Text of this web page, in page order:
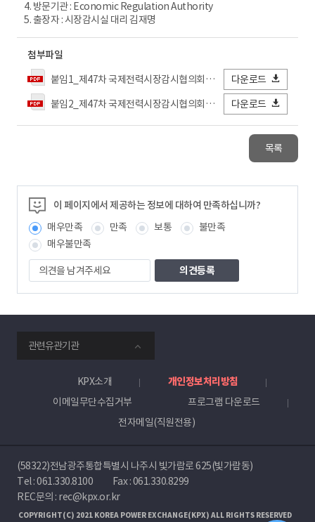
4. 방문기관 : Economic Regulation Authority
5. 출장자 : 시장감시실 대리 김재명
첨부파일
붙임1_제47차 국제전력시장감시협의회(EISG) 참석을 위한 공무 국외출장 시행계획.pdf
다운로드
붙임2_제47차 국제전력시장감시협의회(EISG) 국외출장결과 보고.pdf
다운로드
목록
이 페이지에서 제공하는 정보에 대하여 만족하십니까?
매우만족
만족 보통
불만족
매우불만족
의
견
을
겨
주
세
요
관련유관기관
KPX소개
개인정보처리방침
이메일무단수집거부
프로그램 다운로드
전자메일(직원전용)
(58322)전남광주통합특별시 나주시 빛가람로 625(빛가람동)
Tel :061.330.8100
Fax : 061.330.8299
REC문의 : rec@kpx.or.kr
COPYRIGHT(C) 2021 KOREA POWER EXCHANGE(KPX) ALL RIGHTS RESERVED